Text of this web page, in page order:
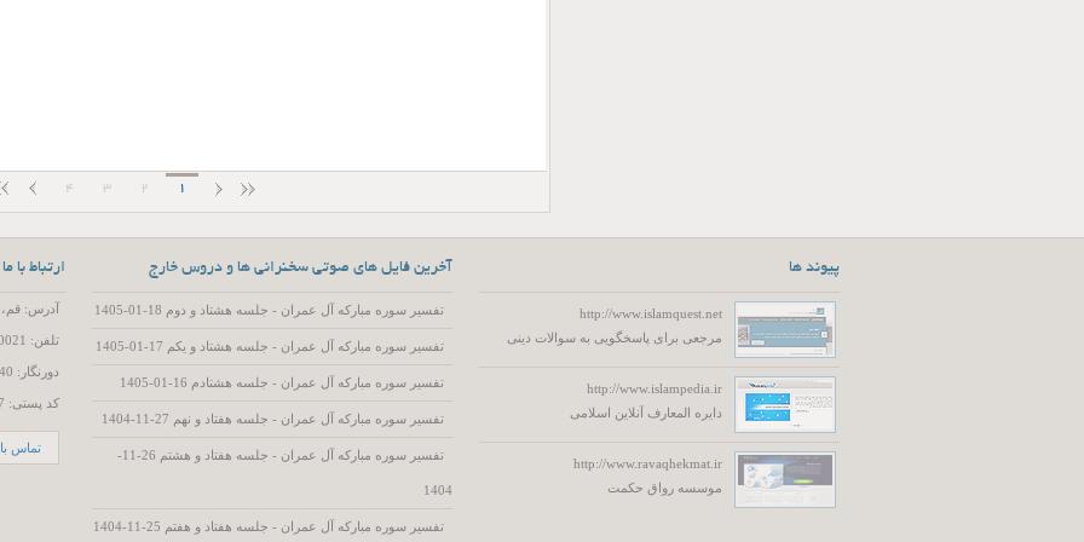
1
2
3
4
پیوند ها
http://www.islamquest.net
مرجعی برای پاسخگویی به سوالات دینی
http://www.islampedia.ir
دایره المعارف آنلاین اسلامی
http://www.ravaqhekmat.ir
موسسه رواق حکمت
آخرین فایل های صوتی سخنرانی ها و دروس خارج
تفسیر سوره مبارکه آل عمران - جلسه هشتاد و دوم 18-01-1405
تفسیر سوره مبارکه آل عمران - جلسه هشتاد و یکم 17-01-1405
تفسیر سوره مبارکه آل عمران - جلسه هشتادم 16-01-1405
تفسیر سوره مبارکه آل عمران - جلسه هفتاد و نهم 27-11-1404
تفسیر سوره مبارکه آل عمران - جلسه هفتاد و هشتم 26-11-
1404
تفسیر سوره مبارکه آل عمران - جلسه هفتاد و هفتم 25-11-1404
ارتباط با ما
آدرس: قم، 55 متری عمار یاسر، کوچه 15،
تلفن: 02537720021
دورنگار: 02537719740
کد پستی: 3714786557
تماس